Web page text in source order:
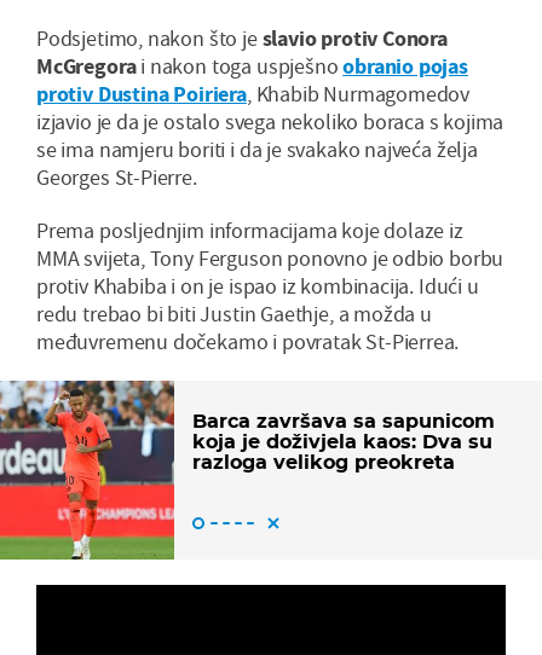
Podsjetimo, nakon što jeslavio protiv Conora
McGregorai nakon toga uspješnoobranio pojas
protiv Dustina Poiriera, Khabib Nurmagomedov
izjavio je da je ostalo svega nekoliko boraca s kojima
se ima namjeru boriti i da je svakako najveća želja
Georges St-Pierre.
Prema posljednjim informacijama koje dolaze iz
MMA svijeta, Tony Ferguson ponovno je odbio borbu
protiv Khabiba i on je ispao iz kombinacija. Idući u
redu trebao bi biti Justin Gaethje, a možda u
međuvremenu dočekamo i povratak St-Pierrea.
Barca završava sa sapunicom
koja je doživjela kaos: Dva su
razloga velikog preokreta